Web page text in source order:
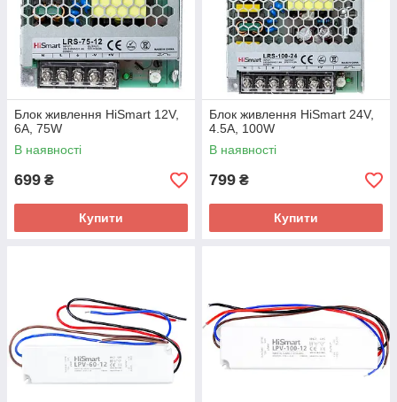
Блок живлення HiSmart 12V,
6A, 75W
В наявності
699 ₴
Купити
Блок живлення HiSmart 24V,
4.5A, 100W
В наявності
799 ₴
Купити